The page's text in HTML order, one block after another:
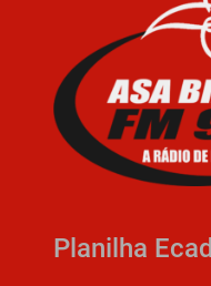
Planilha Ecad